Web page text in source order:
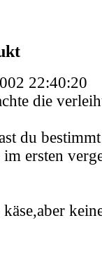
22:40:20
die
du
ersten